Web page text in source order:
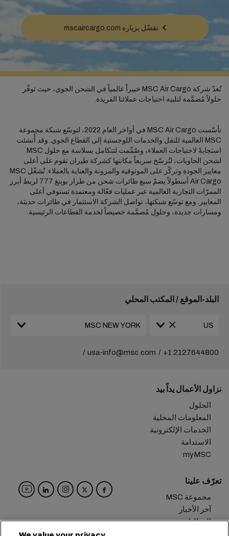
تفضّل بزيارة mscaircargo.com
تُعدّ شركة MSC Air Cargo خبيراً عالمياً في الشحن الجوي، حيث توفّر
حلولاً مُصمَّمة لتلبية احتياجات عملائنا الفريدة.
تأسّست MSC Air Cargo في أواخر العام 2022، لتوسّع شبكة مجموعة
MSC العالمية للنقل والخدمات اللوجستية إلى القطاع الجوي. وقد أُنشئت
استجابةً لاحتياجات العملاء، وصُمِّمت لتتكامل بسلاسة مع حلول MSC
لشحن الحاويات، لتُرسّخ سريعاً مكانتها كشركة طيران تقوم على أعلى
معايير الجودة وتركّز على الموثوقية والمرونة والعناية بالعملاء. تُشغّل MSC
Air Cargo أسطولاً يضمّ سبع طائرات شحن من طراز بوينغ 777 لربط أبرز
الممرّات التجارية العالمية عبر عمليات فعّالة ومعتمدة تستوفي أعلى
المعايير. ومع توسّع شبكتها، تواصل الشركة الاستثمار في طائرات حديثة،
ومسارات جديدة، وحلول مُصمَّمة خصيصاً لخدمة القطاعات الرئيسية.
البلد-الموقع / المكتب المحلي
+1 2127644800
usa-info@msc.com
نزاول الأعمال يداً بيد
الحلول
المعلومات المحلية
الخدمات الإلكترونية
الاستدامة
myMSC
تعرّف علينا
مجموعة MSC
آخر الأخبار
الفعاليات